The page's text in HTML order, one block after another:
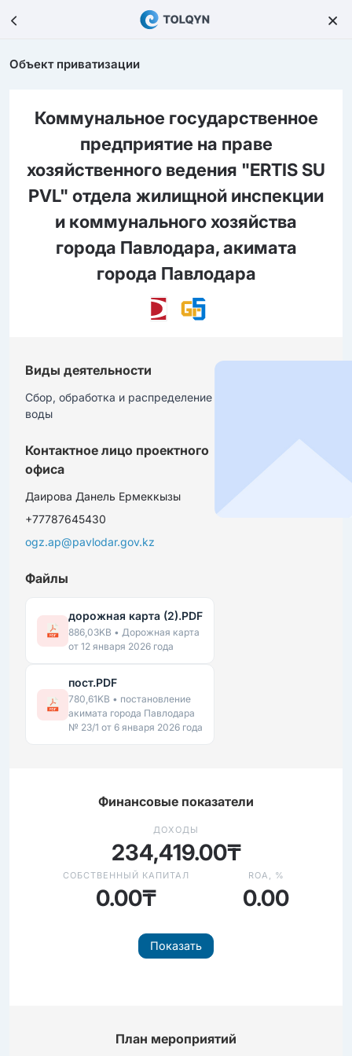
Объект приватизации
Коммунальное государственное
предприятие на праве
хозяйственного ведения "ERTIS SU
PVL" отдела жилищной инспекции
и коммунального хозяйства
города Павлодара, акимата
города Павлодара
Виды деятельности
Сбор, обработка и распределение
воды
Контактное лицо проектного
офиса
Даирова Данель Ермеккызы
+77787645430
ogz.ap@pavlodar.gov.kz
Файлы
дорожная карта (2).PDF
886,03KB • Дорожная карта
от 12 января 2026 года
пост.PDF
780,61KB • постановление
акимата города Павлодара
№ 23/1 от 6 января 2026 года
Финансовые показатели
ДОХОДЫ
234,419.00₸
СОБСТВЕННЫЙ КАПИТАЛ
0.00₸
ROA, %
0.00
Показать
План мероприятий